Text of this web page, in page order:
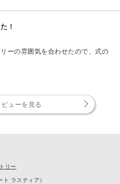
！
ーの雰囲気を合わせたので、式の
ューを見る
リー
ラスティア）